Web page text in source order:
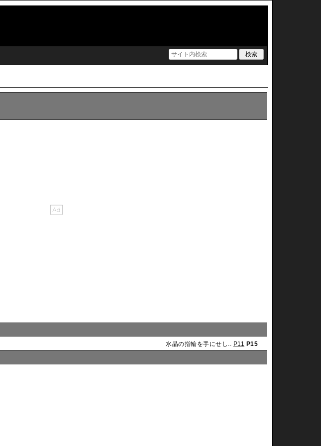
水晶の指輪を手にせし.. P11 P15